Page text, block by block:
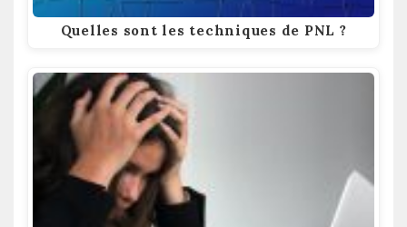
Quelles sont les techniques de PNL ?